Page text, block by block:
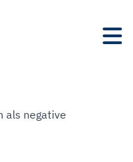
als negative